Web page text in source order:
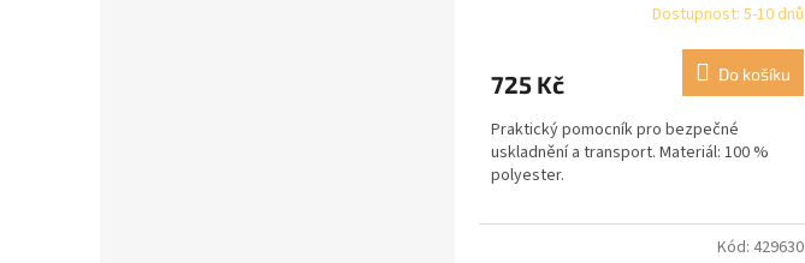
Dostupnost: 5-10 dnů
725 Kč Do košíku
Praktický pomocník pro bezpečné
uskladnění a transport. Materiál: 100 %
polyester.
Kód: 429630